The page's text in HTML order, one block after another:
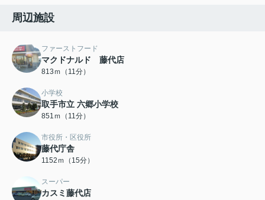
周辺施設
ファーストフード
マクドナルド 藤代店
813ｍ（11分）
小学校
取手市立 六郷小学校
851ｍ（11分）
市役所・区役所
藤代庁舎
1152ｍ（15分）
スーパー
カスミ藤代店